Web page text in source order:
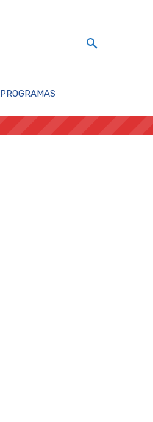
PROGRAMAS